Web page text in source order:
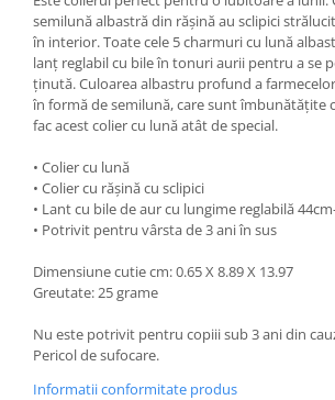
semilună albastră din rășină au sclipici
în interior. Toate cele 5 charmuri cu lună
lanț reglabil cu bile în tonuri aurii pentru a se
ținută. Culoarea albastru profund a
în formă de semilună, care sunt îmbunătățite
fac acest colier cu lună atât de special.
• Colier cu lună
• Colier cu rășină cu sclipici
• Lant cu bile de aur cu lungime reglabilă
• Potrivit pentru vârsta de 3 ani în sus
Dimensiune cutie cm: 0.65 X 8.89 X 13.97
Greutate: 25 grame
Nu este potrivit pentru copiii sub 3 ani din
Pericol de sufocare.
Informatii conformitate produs